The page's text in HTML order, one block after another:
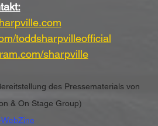
toddsharpvilleofficial
sharpville
des Pressematerials von
& On Stage Group)